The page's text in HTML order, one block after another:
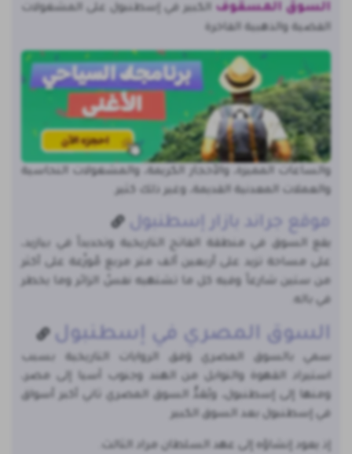
السوق المسقوف الكبير في إسطنبول على المشغولات
الفضية والذهبية الفاخرة
والساعات المميزة، والأحجار الكريمة، والمشغولات النحاسية
والعملات المعدنية القديمة، وغير ذلك كثير.
موقع جراند بازار إسطنبول
يقع السوق في منطقة الفاتح التاريخية وتحديداً في بيازيد،
على مساحة تزيد على أربعين ألف متر مربع مُوزّعة على أكثر
من ستين شارعاً وفيه كل ما تشتهيه نفسُ الزائر وما يخطر
في باله.
السوق المصري في إسطنبول
سمي بالسوق المصري وَفق الروايات التاريخية بسبب
استيراد القهوة والتوابل من الهند وجنوب آسيا إلى مصر،
ومنها إلى إسطنبول، ويُعَدُّ السوق المصري ثاني أكبر أسواق
في إسطنبول بعد السوق الكبير
إذ يعود إنشاؤه إلى عهد السلطان مراد الثالث.